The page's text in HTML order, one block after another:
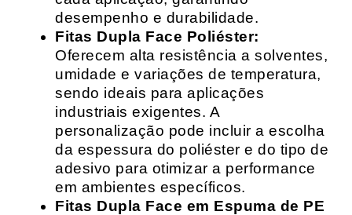
desempenho e durabilidade.
Fitas Dupla Face Poliéster:
Oferecem alta resistência a solventes,
umidade e variações de temperatura,
sendo ideais para aplicações
industriais exigentes. A
personalização pode incluir a escolha
da espessura do poliéster e do tipo de
adesivo para otimizar a performance
em ambientes específicos.
Fitas Dupla Face em Espuma de PE